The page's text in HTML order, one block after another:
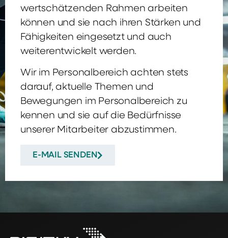
wertschätzenden Rahmen arbeiten
können und sie nach ihren Stärken und
Fähigkeiten eingesetzt und auch
weiterentwickelt werden.
Wir im Personalbereich achten stets
darauf, aktuelle Themen und
Bewegungen im Personalbereich zu
kennen und sie auf die Bedürfnisse
unserer Mitarbeiter abzustimmen.
E-MAIL SENDEN